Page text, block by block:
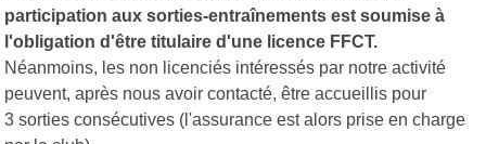
participation aux sorties-entraînements est soumise à
l'obligation d'être titulaire d'une licence FFCT.
Néanmoins, les non licenciés intéressés par notre activité
peuvent, après nous avoir contacté, être accueillis pour
3 sorties consécutives (l'assurance est alors prise en charge